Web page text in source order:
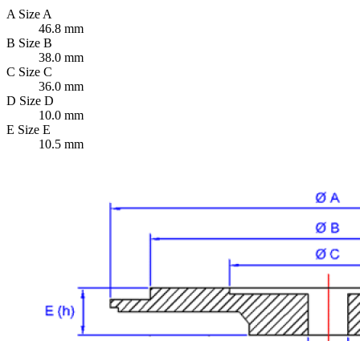
A Size A
46.8 mm
B Size B
38.0 mm
C Size C
36.0 mm
D Size D
10.0 mm
E Size E
10.5 mm